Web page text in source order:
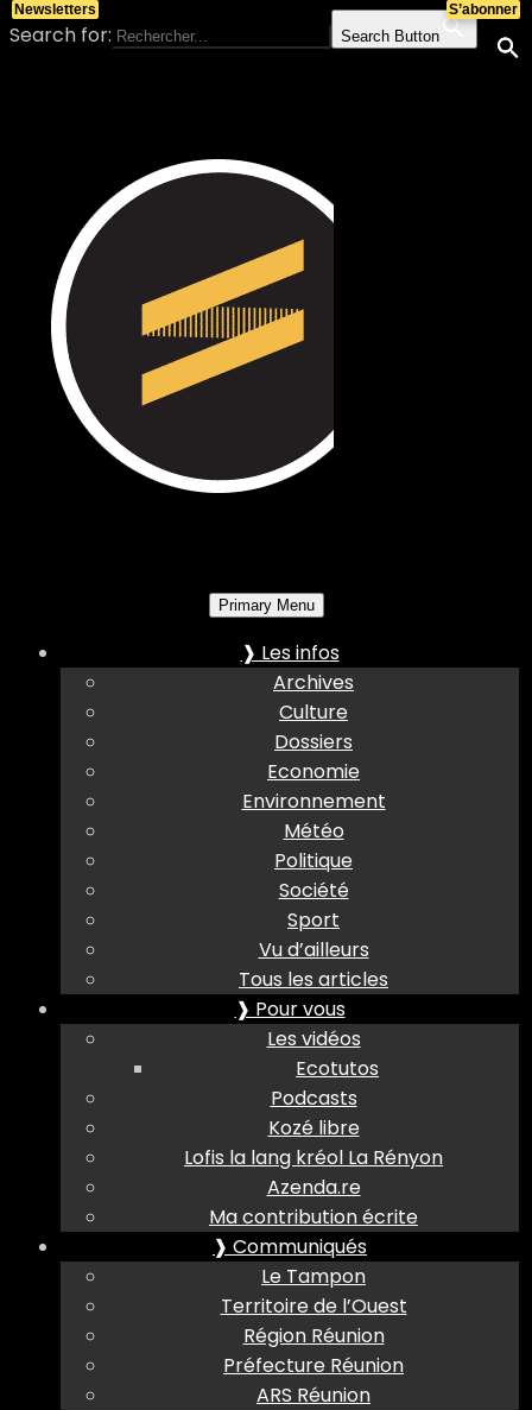
Search for: Search Button
Primary Menu
❱ Les infos
Archives
Culture
Dossiers
Economie
Environnement
Météo
Politique
Société
Sport
Vu d’ailleurs
Tous les articles
❱ Pour vous
Les vidéos
Ecotutos
Podcasts
Kozé libre
Lofis la lang kréol La Rényon
Azenda.re
Ma contribution écrite
❱ Communiqués
Le Tampon
Territoire de l’Ouest
Région Réunion
Préfecture Réunion
ARS Réunion
S’abonner
Newsletters